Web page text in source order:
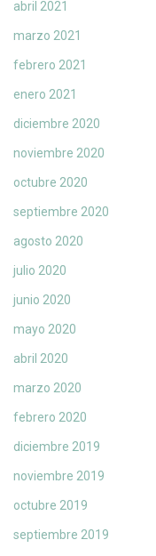
abril 2021
marzo 2021
febrero 2021
enero 2021
diciembre 2020
noviembre 2020
octubre 2020
septiembre 2020
agosto 2020
julio 2020
junio 2020
mayo 2020
abril 2020
marzo 2020
febrero 2020
diciembre 2019
noviembre 2019
octubre 2019
septiembre 2019